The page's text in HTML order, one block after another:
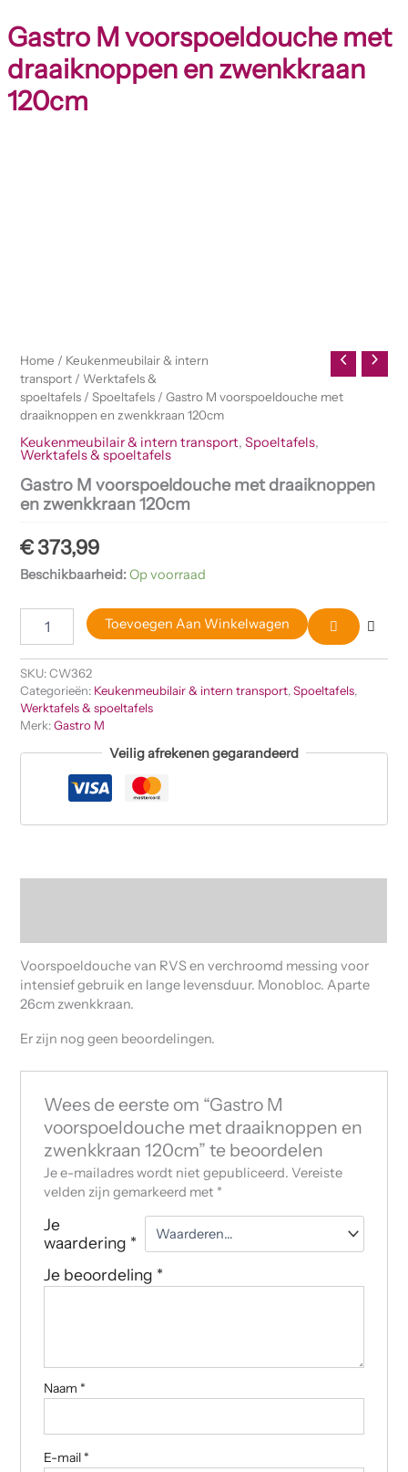
Gastro M voorspoeldouche met
draaiknoppen en zwenkkraan
120cm
Home / Keukenmeubilair & intern
transport / Werktafels &
spoeltafels /Spoeltafels / Gastro M voorspoeldouche met
draaiknoppen en zwenkkraan 120cm
Keukenmeubilair & intern transport,Spoeltafels,
Werktafels & spoeltafels
Gastro M voorspoeldouche met draaiknoppen
en zwenkkraan 120cm
€373,99
Beschikbaarheid:Op voorraad
Toevoegen Aan Winkelwagen
SKU:CW362
Categorieën: Keukenmeubilair & intern transport,Spoeltafels,
Werktafels & spoeltafels
Merk:Gastro M
Veilig afrekenen gegarandeerd
Voorspoeldouche van RVS en verchroomd messing voor
intensief gebruik en lange levensduur. Monobloc. Aparte
26cm zwenkkraan.
Er zijn nog geen beoordelingen.
Wees de eerste om “Gastro M
voorspoeldouche met draaiknoppen en
zwenkkraan 120cm” te beoordelen
Je e-mailadres wordt niet gepubliceerd. Vereiste
velden zijn gemarkeerd met *
Je
waardering *
Je beoordeling *
Naam *
E-mail *